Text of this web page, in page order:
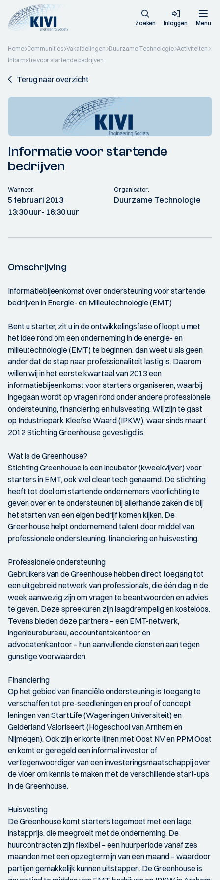
Zoeken Inloggen Menu
Home Communities Vakafdelingen Duurzame Technologie Activiteiten
Informatie voor startende bedrijven
Terug naar overzicht
Informatie voor startende
bedrijven
Wanneer:
5 februari 2013
13:30 uur- 16:30 uur
Organisator:
Duurzame Technologie
Omschrijving
Informatiebijeenkomst over ondersteuning voor startende
bedrijven in Energie- en Milieutechnologie (EMT)
Bent u starter, zit u in de ontwikkelingsfase of loopt u met
het idee rond om een onderneming in de energie- en
milieutechnologie (EMT) te beginnen, dan weet u als geen
ander dat de stap naar professionaliteit lastig is. Daarom
willen wij in het eerste kwartaal van 2013 een
informatiebijeenkomst voor starters organiseren, waarbij
ingegaan wordt op vragen rond onder andere professionele
ondersteuning, financiering en huisvesting. Wij zijn te gast
op Industriepark Kleefse Waard (IPKW), waar sinds maart
2012 Stichting Greenhouse gevestigd is.
Wat is de Greenhouse?
Stichting Greenhouse is een incubator (kweekvijver) voor
starters in EMT, ook wel clean tech genaamd. De stichting
heeft tot doel om startende ondernemers voorlichting te
geven over en te ondersteunen bij allerhande zaken die bij
het starten van een eigen bedrijf komen kijken. De
Greenhouse helpt ondernemend talent door middel van
professionele ondersteuning, financiering en huisvesting.
Professionele ondersteuning
Gebruikers van de Greenhouse hebben direct toegang tot
een uitgebreid netwerk van professionals, die één dag in de
week aanwezig zijn om vragen te beantwoorden en advies
te geven. Deze spreekuren zijn laagdrempelig en kosteloos.
Tevens bieden deze partners – een EMT-netwerk,
ingenieursbureau, accountantskantoor en
advocatenkantoor – hun aanvullende diensten aan tegen
gunstige voorwaarden.
Financiering
Op het gebied van financiële ondersteuning is toegang te
verschaffen tot pre-seedleningen en proof of concept
leningen van StartLife (Wageningen Universiteit) en
Gelderland Valoriseert (Hogeschool van Arnhem en
Nijmegen). Ook zijn er korte lijnen met Oost NV en PPM Oost
en komt er geregeld een informal investor of
vertegenwoordiger van een investeringsmaatschappij over
de vloer om kennis te maken met de verschillende start-ups
in de Greenhouse.
Huisvesting
De Greenhouse komt starters tegemoet met een lage
instapprijs, die meegroeit met de onderneming. De
huurcontracten zijn flexibel – een huurperiode vanaf zes
maanden met een opzegtermijn van een maand – waardoor
partijen gemakkelijk kunnen uitstappen. De Greenhouse is